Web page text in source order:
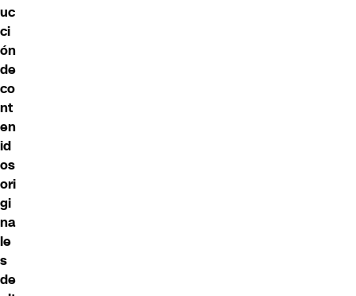
uc
ci
ón
de
co
nt
en
id
os
ori
gi
na
le
s
de